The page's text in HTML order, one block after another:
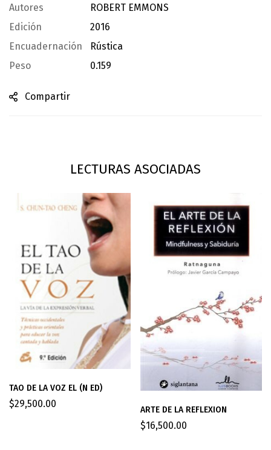
Autores
ROBERT EMMONS
Edición
2016
Encuadernación
Rústica
Peso
0.159
Compartir
LECTURAS ASOCIADAS
TAO DE LA VOZ EL (N ED)
$29,500.00
ARTE DE LA REFLEXION
$16,500.00